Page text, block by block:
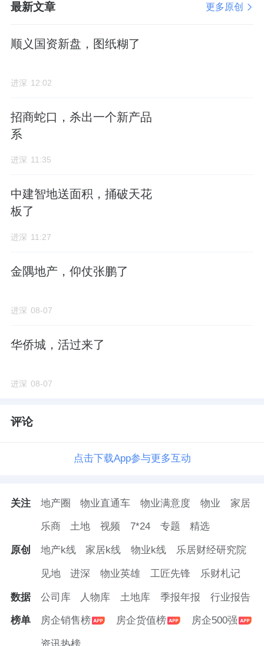
剩下19家，比起2021年底的93家，缩减了72
卡尔顿等同系资产或继续放盘。
目前，在境外债务重组上，富力于2024年12月
77%债权人支持，计划于2026年正式提交法院
审批，并力争年底前完成。
2025年，富力地产实现营业收入约109.42亿
元，同比下降38.2%；全年协议销售额约142.1
亿元，对应销售面积约187.36万平方米。
这一年，其亏损约166.01亿元，相较于2024年
2025年的经营活动现金净流量转为正数，为
最新文章 更多原创
顺义国资新盘，图纸糊了
进深 12:02
招商蛇口，杀出一个新产品
系
进深 11:35
中建智地送面积，捅破天花
板了
进深 11:27
金隅地产，仰仗张鹏了
进深 08-07
华侨城，活过来了
进深 08-07
评论
点击下载App参与更多互动
关注 地产圈 物业直通车 物业满意度 物业 家居
乐商 土地 视频 7*24 专题 精选
原创 地产k线 家居k线 物业k线 乐居财经研究院
见地 进深 物业英雄 工匠先锋 乐财札记
数据 公司库 人物库 土地库 季报年报 行业报告
榜单 房企销售榜 房企货值榜 房企500强